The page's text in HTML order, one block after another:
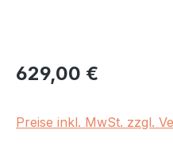
Regulärer Preis:
629,00 €
Preise inkl. MwSt. zzgl.